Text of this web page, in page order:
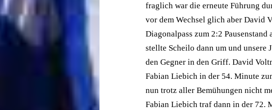
fraglich war die erneute Führung
vor dem Wechsel glich aber David
Diagonalpass zum 2:2 Pausenstand
stellte Scheilo dann um und unsere
den Gegner in den Griff. David
Fabian Liebich in der 54. Minute
nun trotz aller Bemühungen nicht
Fabian Liebich traf dann in der 72.